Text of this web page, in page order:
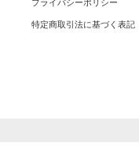
プライバシーポリシー
特定商取引法に基づく表記